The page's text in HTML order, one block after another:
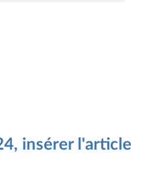
insérer l'article